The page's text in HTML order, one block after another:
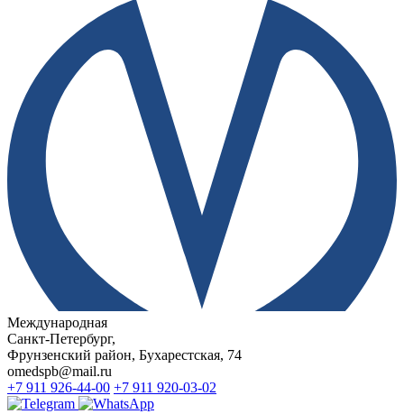
Международная
Санкт-Петербург,
Фрунзенский район, Бухарестская, 74
omedspb@mail.ru
+7 911 926-44-00 +7 911 920-03-02